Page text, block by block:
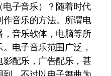
电子音乐）？随着时代
音乐的方法。所谓电
音乐软体，电脑等所
电子音乐范围广泛，
配乐，广告配乐，甚